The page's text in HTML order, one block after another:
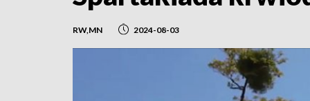
RW,MN 2024-08-03